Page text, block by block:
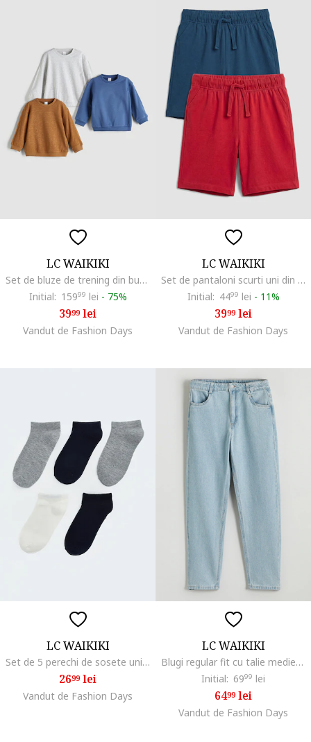
LC WAIKIKI
Set de bluze de trening din bumbac - 3 piese, Alb/Maro deschis/Albastru deschis
Initial: 15999 lei - 75%
3999lei
Vandut de Fashion Days
LC WAIKIKI
Set de pantaloni scurti uni din bumbac - 2 perechi, Rosu/Albastru cobalt
Initial: 4499 lei - 11%
3999lei
Vandut de Fashion Days
LC WAIKIKI
Set de 5 perechi de sosete uni, Alb fildes/Negru/Gri
2699lei
Vandut de Fashion Days
LC WAIKIKI
Blugi regular fit cu talie medie, Albastru deschis
Initial: 6999 lei
6499lei
Vandut de Fashion Days